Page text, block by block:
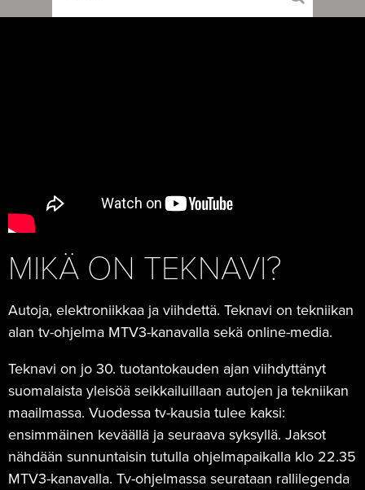
MIKÄ ON TEKNAVI?
Autoja, elektroniikkaa ja viihdettä. Teknavi on tekniikan
alan tv-ohjelma MTV3-kanavalla sekä online-media.
Teknavi on jo 30. tuotantokauden ajan viihdyttänyt
suomalaista yleisöä seikkailuillaan autojen ja tekniikan
maailmassa. Vuodessa tv-kausia tulee kaksi:
ensimmäinen keväällä ja seuraava syksyllä. Jaksot
nähdään sunnuntaisin tutulla ohjelmapaikalla klo 22.35
MTV3-kanavalla. Tv-ohjelmassa seurataan rallilegenda